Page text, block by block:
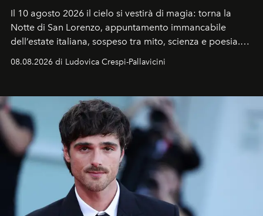
Il 10 agosto 2026 il cielo si vestirà di magia: torna la
Notte di San Lorenzo, appuntamento immancabile
dell’estate italiana, sospeso tra mito, scienza e poesia.
Sarà il momento in cui gli occhi si alzano verso la volta
celeste per seguire il passaggio delle
all’universo i desideri più segreti
08.08.2026 di Ludovica Crespi-Pallavicini